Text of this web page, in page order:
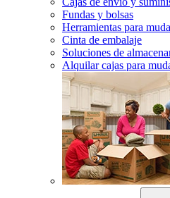
Fundas y bolsas
Herramientas para
Cinta de embalaje
Soluciones de
Alquilar cajas para